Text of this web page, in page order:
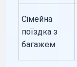
Сімейна
поїздка з
багажем